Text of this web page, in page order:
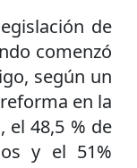
de
comenzó
según un
en la
el 48,5 % de
y el 51%